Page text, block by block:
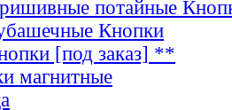
потайные
Кнопки
[под заказ] **
магнитные